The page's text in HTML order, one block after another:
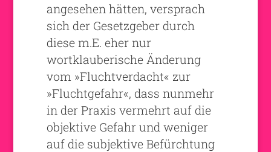
angesehen hätten, versprach
sich der Gesetzgeber durch
diese m.E. eher nur
wortklauberische Änderung
vom »Fluchtverdacht« zur
»Fluchtgefahr«, dass nunmehr
in der Praxis vermehrt auf die
objektive Gefahr und weniger
auf die subjektive Befürchtung